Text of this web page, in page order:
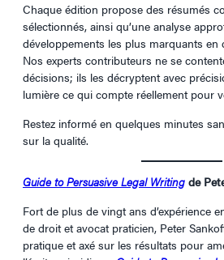
Chaque édition propose des résumés
sélectionnés, ainsi qu’une analyse
développements les plus marquants en
Nos experts contributeurs ne se
décisions; ils les décryptent avec
lumière ce qui compte réellement pour
Restez informé en quelques minutes
sur la qualité.
Guide to Persuasive Legal Writing de
Fort de plus de vingt ans d’expérience
de droit et avocat praticien, Peter
pratique et axé sur les résultats pour